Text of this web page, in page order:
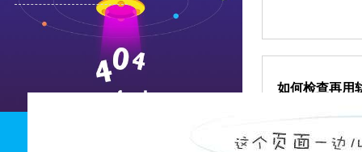
如何检查再用
晰的认知，以便